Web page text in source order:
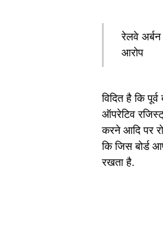
रेलवे
आरोप
विदित है कि
ऑपरेटिव
करने आदि पर
कि जिस बोर्ड
रखता है.